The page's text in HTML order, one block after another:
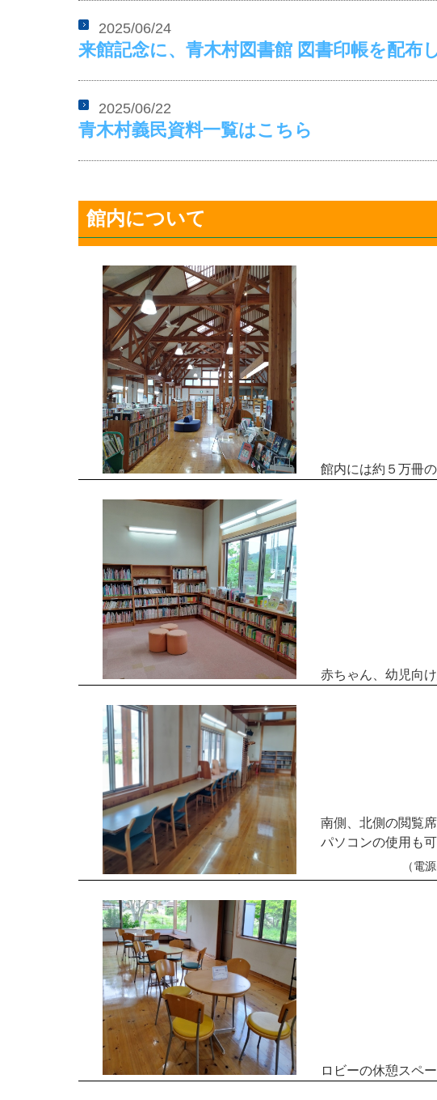
2025/06/24
来館記念に、青木村図書館 図書印帳を配布
2025/06/22
青木村義民資料一覧はこちら
館内について
館内には約５万冊
赤ちゃん、幼児向
南側、北側の閲覧
パソコンの使用も
（電
ロビーの休憩スペ